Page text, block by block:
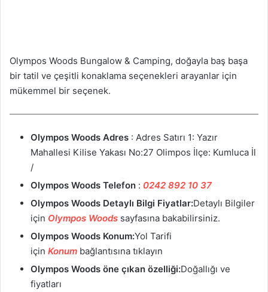
Olympos Woods Bungalow & Camping, doğayla baş başa
bir tatil ve çeşitli konaklama seçenekleri arayanlar için
mükemmel bir seçenek.
Olympos Woods Adres : Adres Satırı 1: Yazır
Mahallesi Kilise Yakası No:27 Olimpos İlçe: Kumluca İl
/
Olympos Woods Telefon : 0242 892 10 37
Olympos Woods Detaylı Bilgi Fiyatlar:Detaylı Bilgiler
için Olympos Woods sayfasına bakabilirsiniz.
Olympos Woods Konum:Yol Tarifi
için Konum bağlantısına tıklayın
Olympos Woods öne çıkan özelliği:Doğallığı ve
fiyatları